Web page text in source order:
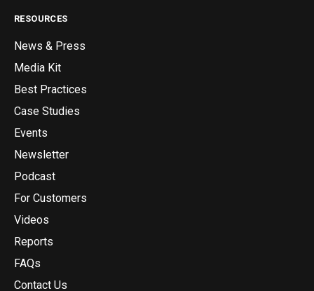
RESOURCES
News & Press
Media Kit
Best Practices
Case Studies
Events
Newsletter
Podcast
For Customers
Videos
Reports
FAQs
Contact Us